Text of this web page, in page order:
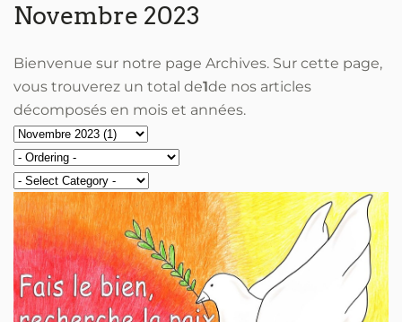
Novembre 2023
Bienvenue sur notre page Archives. Sur cette page,
vous trouverez un total de1de nos articles
décomposés en mois et années.